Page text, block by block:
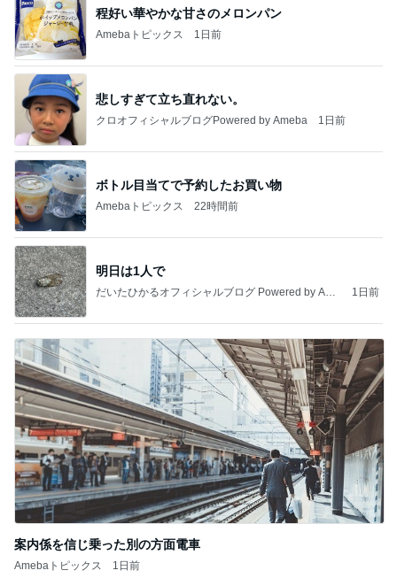
程好い華やかな甘さのメロンパン
Amebaトピックス 1日前
悲しすぎて立ち直れない。
クロオフィシャルブログPowered by Ameba 1日前
ボトル目当てで予約したお買い物
Amebaトピックス 22時間前
明日は1人で
だいたひかるオフィシャルブログ Powered by Ame
1日前
案内係を信じ乗った別の方面電車
Amebaトピックス 1日前